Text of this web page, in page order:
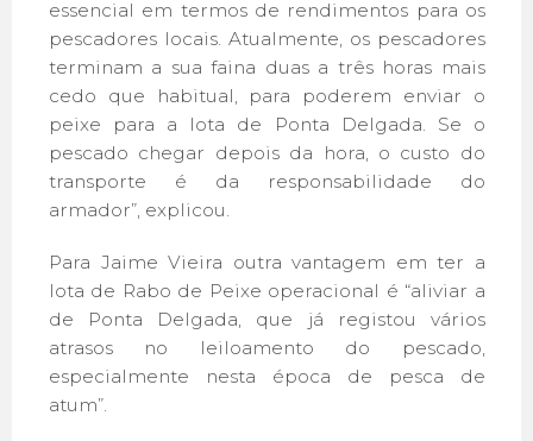
essencial em termos de rendimentos para os
pescadores locais. Atualmente, os pescadores
terminam a sua faina duas a três horas mais
cedo que habitual, para poderem enviar o
peixe para a lota de Ponta Delgada. Se o
pescado chegar depois da hora, o custo do
transporte é da responsabilidade do
armador”, explicou.
Para Jaime Vieira outra vantagem em ter a
lota de Rabo de Peixe operacional é “aliviar a
de Ponta Delgada, que já registou vários
atrasos no leiloamento do pescado,
especialmente nesta época de pesca de
atum”.